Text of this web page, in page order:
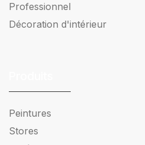
Professionnel
Décoration d'intérieur
Peintures
Stores